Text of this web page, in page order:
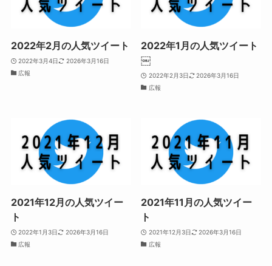
2022年2月の人気ツイート
2022年3月4日
2026年3月16日
広報
2022年1月の人気ツイート
￼
2022年2月3日
2026年3月16日
広報
2021年12月の人気ツイー
ト
2022年1月3日
2026年3月16日
広報
2021年11月の人気ツイー
ト
2021年12月3日
2026年3月16日
広報